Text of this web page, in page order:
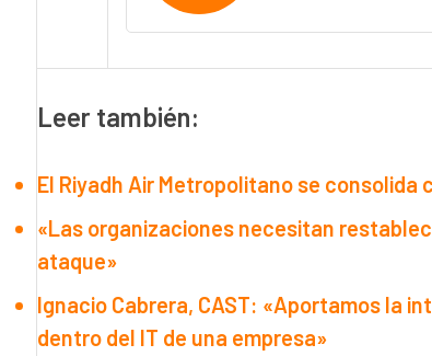
Leer también:
El Riyadh Air Metropolitano se consolida
«Las organizaciones necesitan
ataque»
Ignacio Cabrera, CAST: «Aportamos la
dentro del IT de una empresa»